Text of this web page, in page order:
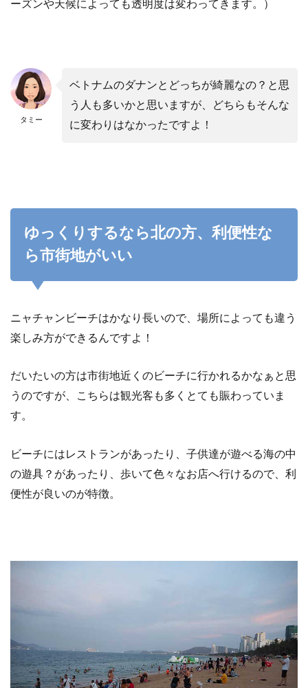
ーズンや天候によっても透明度は変わってきます。）
タミー
ベトナムのダナンとどっちが綺麗なの？と思
う人も多いかと思いますが、どちらもそんな
に変わりはなかったですよ！
ゆっくりするなら北の方、利便性な
ら市街地がいい
ニャチャンビーチはかなり長いので、場所によっても違う
楽しみ方ができるんですよ！
だいたいの方は市街地近くのビーチに行かれるかなぁと思
うのですが、こちらは観光客も多くとても賑わっていま
す。
ビーチにはレストランがあったり、子供達が遊べる海の中
の遊具？があったり、歩いて色々なお店へ行けるので、利
便性が良いのが特徴。